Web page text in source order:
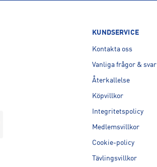
KUNDSERVICE
Kontakta oss
Vanliga frågor & svar
Återkallelse
Köpvillkor
Integritetspolicy
Medlemsvillkor
Cookie-policy
Tävlingsvillkor